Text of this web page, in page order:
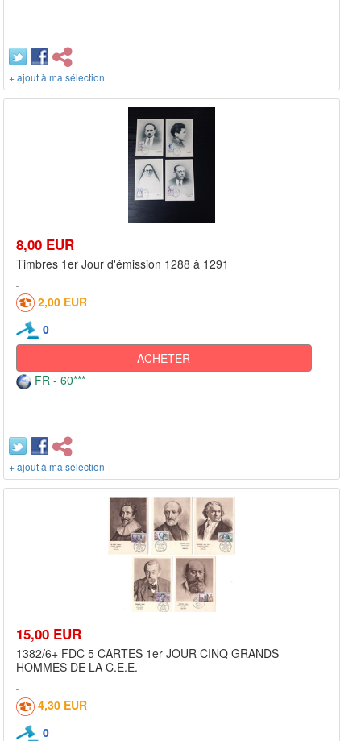
+ ajout à ma sélection
8,00 EUR
Timbres 1er Jour d'émission 1288 à 1291
2,00 EUR
0
ACHETER
FR - 60***
+ ajout à ma sélection
15,00 EUR
1382/6+ FDC 5 CARTES 1er JOUR CINQ GRANDS
HOMMES DE LA C.E.E.
4,30 EUR
0